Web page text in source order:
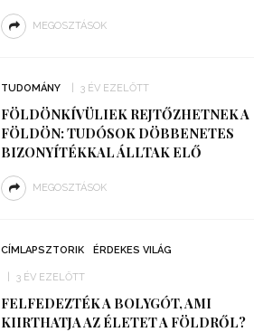
MEGOSZTÁSOK
TUDOMÁNY 3 ÉV EZELŐTT
FÖLDÖNKÍVÜLIEK REJTŐZHETNEK A
FÖLDÖN: TUDÓSOK DÖBBENETES
BIZONYÍTÉKKAL ÁLLTAK ELŐ
MEGOSZTÁSOK
CÍMLAPSZTORIK ÉRDEKES VILÁG
3 ÉV EZELŐTT
FELFEDEZTÉK A BOLYGÓT, AMI
KIIRTHATJA AZ ÉLETET A FÖLDRŐL?